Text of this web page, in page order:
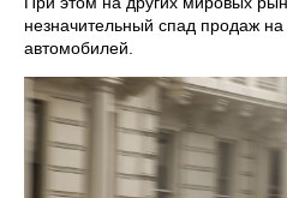
незначительный спад продаж
автомобилей.